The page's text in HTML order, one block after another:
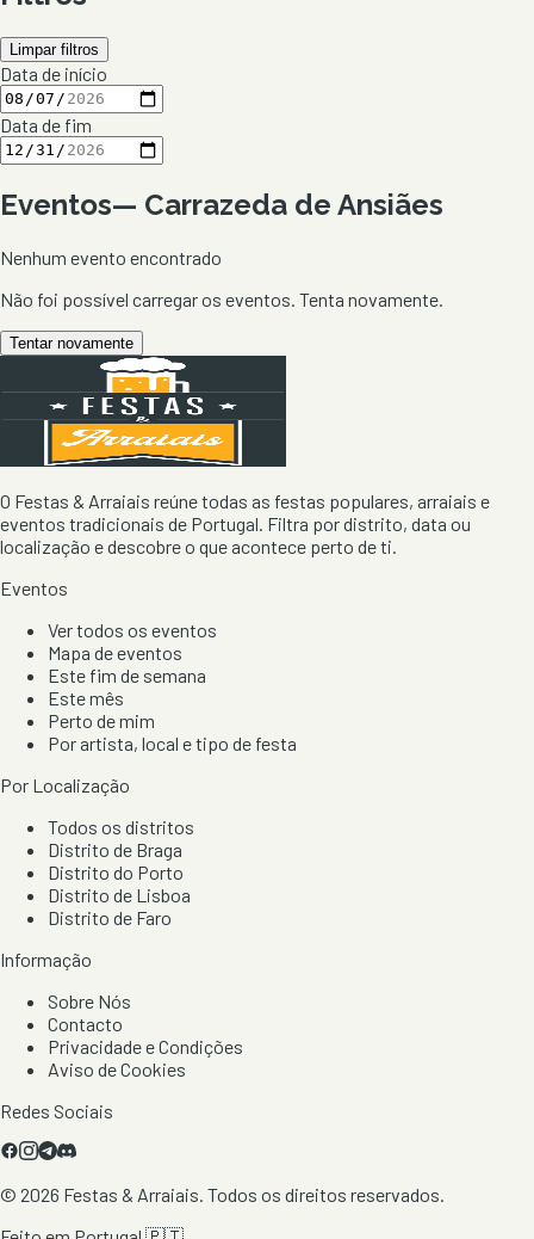
Limpar filtros
Data de início
Data de fim
Eventos— Carrazeda de Ansiães
Nenhum evento encontrado
Não foi possível carregar os eventos. Tenta novamente.
Tentar novamente
O Festas & Arraiais reúne todas as festas populares, arraiais e
eventos tradicionais de Portugal. Filtra por distrito, data ou
localização e descobre o que acontece perto de ti.
Eventos
Ver todos os eventos
Mapa de eventos
Este fim de semana
Este mês
Perto de mim
Por artista, local e tipo de festa
Por Localização
Todos os distritos
Distrito de Braga
Distrito do Porto
Distrito de Lisboa
Distrito de Faro
Informação
Sobre Nós
Contacto
Privacidade e Condições
Aviso de Cookies
Redes Sociais
© 2026 Festas & Arraiais. Todos os direitos reservados.